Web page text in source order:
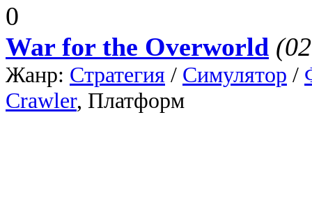
0
War for the Overworld
Жанр: Стратегия / Симулятор /
Crawler, Платформа: